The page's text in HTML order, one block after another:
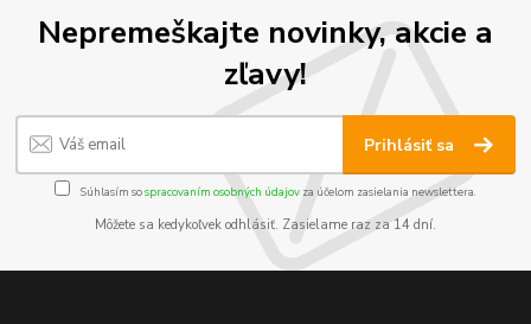
Nepremeškajte novinky, akcie a
zľavy!
Prihlásiť sa
Súhlasím sospracovaním osobných údajov za účelom zasielania newslettera.
Môžete sa kedykoľvek odhlásiť. Zasielame raz za 14 dní.